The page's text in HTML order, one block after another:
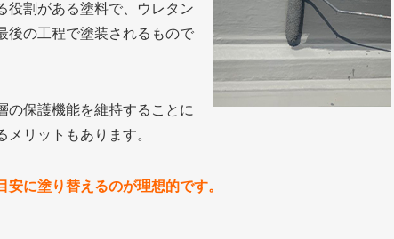
役割がある塗料で、ウレタン
後の工程で塗装されるもので
の保護機能を維持することに
リットもあります。
安に塗り替えるのが理想的です。